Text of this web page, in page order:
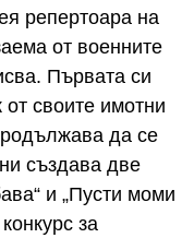
репертоара на
от военните
Първата си
от своите имотни
да се
създава две
и „Пусти моми
за